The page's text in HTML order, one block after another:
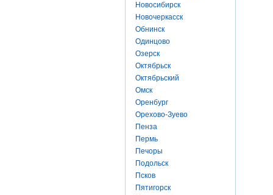
Новосибирск
Новочеркасск
Обнинск
Одинцово
Озерск
Октябрьск
Октябрьский
Омск
Оренбург
Орехово-Зуево
Пенза
Пермь
Печоры
Подольск
Псков
Пятигорск